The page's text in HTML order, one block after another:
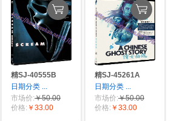
精SJ-40555B
日期分类 ...
市场价:￥50.00
价格: ￥33.00
精SJ-45261A
日期分类 ...
市场价:￥50.00
价格: ￥33.00